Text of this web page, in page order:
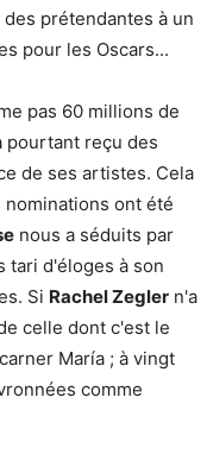
prétendantes à un
pour les Oscars...
pas 60 millions de
pourtant reçu des
de ses artistes. Cela
nominations ont été
nous a séduits par
tari d'éloges à son
Si Rachel Zegler n'a
celle dont c'est le
María ; à vingt
comme